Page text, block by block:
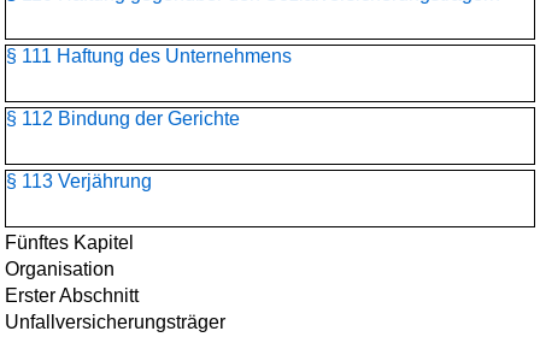
§ 111 Haftung des Unternehmens
§ 112 Bindung der Gerichte
§ 113 Verjährung
Fünftes Kapitel
Organisation
Erster Abschnitt
Unfallversicherungsträger